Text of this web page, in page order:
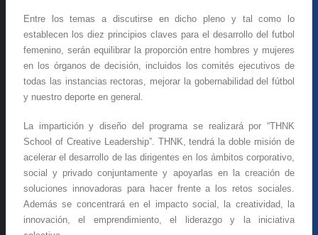
Entre los temas a discutirse en dicho pleno y tal como lo
establecen los diez principios claves para el desarrollo del futbol
femenino, serán equilibrar la proporción entre hombres y mujeres
en los órganos de decisión, incluidos los comités ejecutivos de
todas las instancias rectoras, mejorar la gobernabilidad del fútbol
y nuestro deporte en general.
La impartición y diseño del programa se realizará por “THNK
School of Creative Leadership”. THNK, tendrá la doble misión de
acelerar el desarrollo de las dirigentes en los ámbitos corporativo,
social y privado conjuntamente y apoyarlas en la creación de
soluciones innovadoras para hacer frente a los retos sociales.
Además se concentrará en el impacto social, la creatividad, la
innovación, el emprendimiento, el liderazgo y la iniciativa